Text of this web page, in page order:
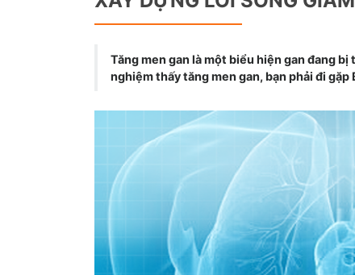
Tăng men gan là một biểu hiện gan đang
nghiệm thấy tăng men gan, bạn phải đi